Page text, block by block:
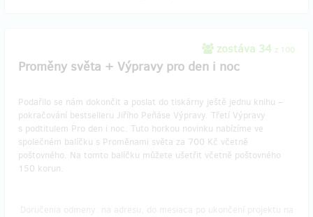
zostáva 34 z 100
Proměny světa + Výpravy pro den i noc
Podařilo se nám dokončit a poslat do tiskárny ještě jednu knihu –
pokračování bestselleru Jiřího Peňáse Výpravy. Třetí Výpravy
s podtitulem Pro den i noc. Tuto horkou novinku nabízíme ve
společném balíčku s Proměnami světa za 700 Kč včetně
poštovného. Na tomto balíčku můžete ušetřit včetně poštovného
150 korun.